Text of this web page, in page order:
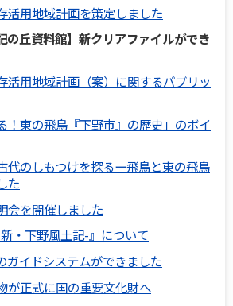
活用地域計画を策定しました
の丘資料館】新クリアファイルができ
活用地域計画（案）に関するパブリッ
！東の飛鳥『下野市』の歴史」のボイ
代のしもつけを探るー飛鳥と東の飛鳥
た
会を開催しました
・下野風土記-』について
ガイドシステムができました
が正式に国の重要文化財へ